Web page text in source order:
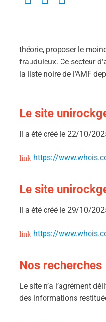
théorie, proposer le
frauduleux. Ce secteur
la liste noire de l’AMF
Le site
Il a été créé le 22/10/
https://
Le site
Il a été créé le 29/10/
https://
Nos recherches
Le site n’a l’agrément
des informations